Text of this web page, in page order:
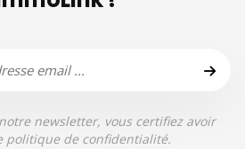
newsletter, vous certifiez avoir
politique de confidentialité.